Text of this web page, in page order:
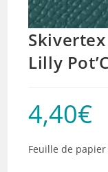
Lilly
4,40€
Feuille de